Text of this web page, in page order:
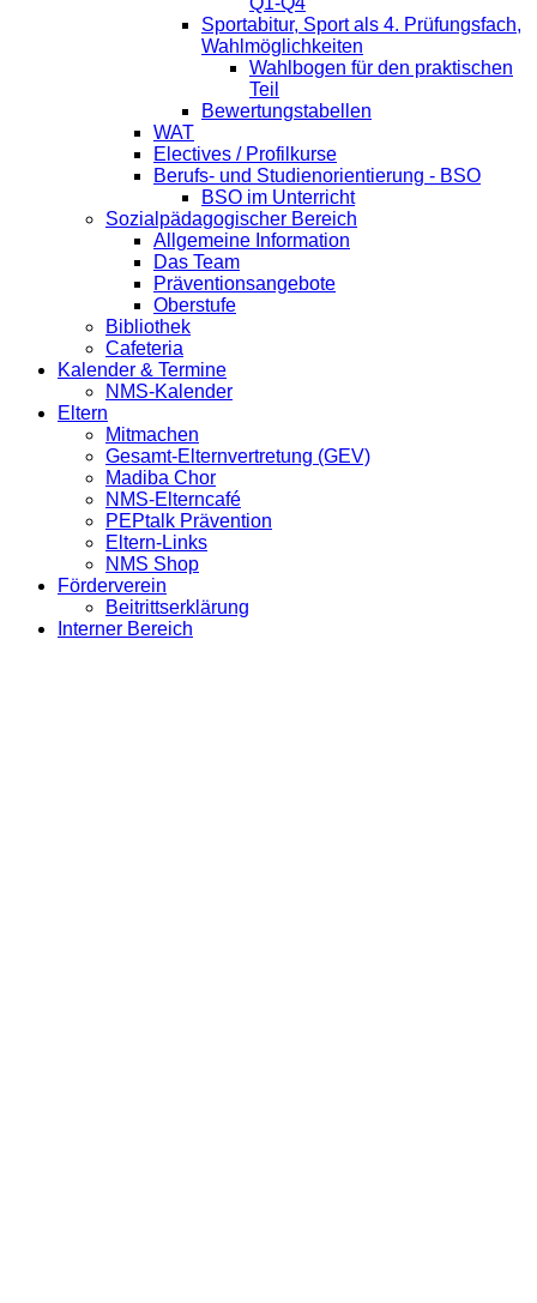
Sportabitur, Sport als 4. Prüfungsfach,
Wahlmöglichkeiten
Wahlbogen für den praktischen
Teil
Bewertungstabellen
WAT
Electives / Profilkurse
Berufs- und Studienorientierung - BSO
BSO im Unterricht
Sozialpädagogischer Bereich
Allgemeine Information
Das Team
Präventionsangebote
Oberstufe
Bibliothek
Cafeteria
Kalender & Termine
NMS-Kalender
Eltern
Mitmachen
Gesamt-Elternvertretung (GEV)
Madiba Chor
NMS-Elterncafé
PEPtalk Prävention
Eltern-Links
NMS Shop
Förderverein
Beitrittserklärung
Interner Bereich